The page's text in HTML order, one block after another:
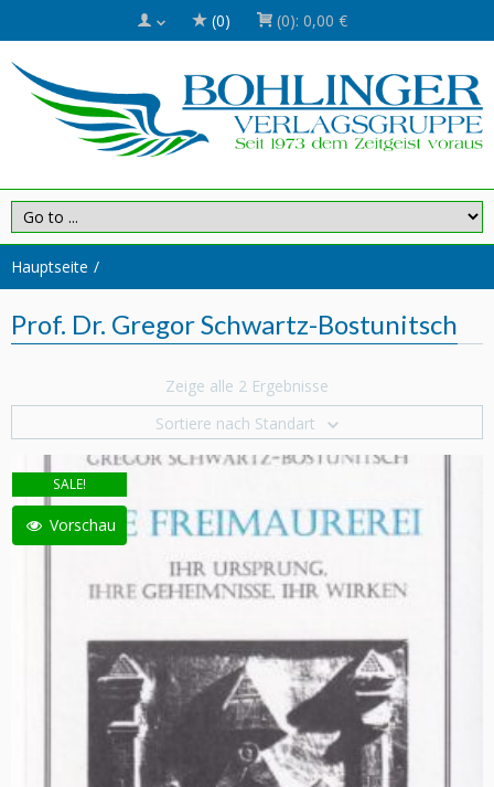
(0) (0): 0,00 €
Hauptseite
Prof. Dr. Gregor Schwartz-Bostunitsch
Zeige alle 2 Ergebnisse
Sortiere nach Standart
SALE!
Vorschau